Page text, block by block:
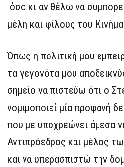
όσο κι αν θέλω να
μέλη και φίλους του
Όπως η πολιτική μου
τα γεγονότα μου
σημείο να πιστεύω ότι ο
νομιμοποιεί μία προφανή
που με υποχρεώνει άμεσα
Αντιπρόεδρος και μέλος
και να υπερασπιστώ την